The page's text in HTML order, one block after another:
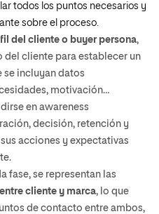
todos los puntos necesarios y
sobre el proceso.
del cliente o buyer persona,
cliente para establecer un
se incluyan datos
motivación…
en awareness
decisión, retención y
acciones y expectativas
fase, se representan las
cliente y marca, lo que
de contacto entre ambos,